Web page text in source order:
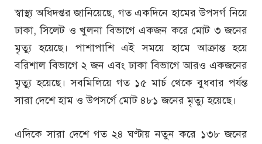
স্বাস্থ্য অধিদপ্তর জানিয়েছে, গত একদিনে হামের উপসর্গ নিয়ে
ঢাকা, সিলেট ও খুলনা বিভাগে একজন করে মোট ৩ জনের
মৃত্যু হয়েছে। পাশাপাশি এই সময়ে হামে আক্রান্ত হয়ে
বরিশাল বিভাগে ২ জন এবং ঢাকা বিভাগে আরও একজনের
মৃত্যু হয়েছে। সবমিলিয়ে গত ১৫ মার্চ থেকে বুধবার পর্যন্ত
সারা দেশে হাম ও উপসর্গে মোট ৪৮১ জনের মৃত্যু হয়েছে।
এদিকে সারা দেশে গত ২৪ ঘণ্টায় নতুন করে ১৩৮ জনের